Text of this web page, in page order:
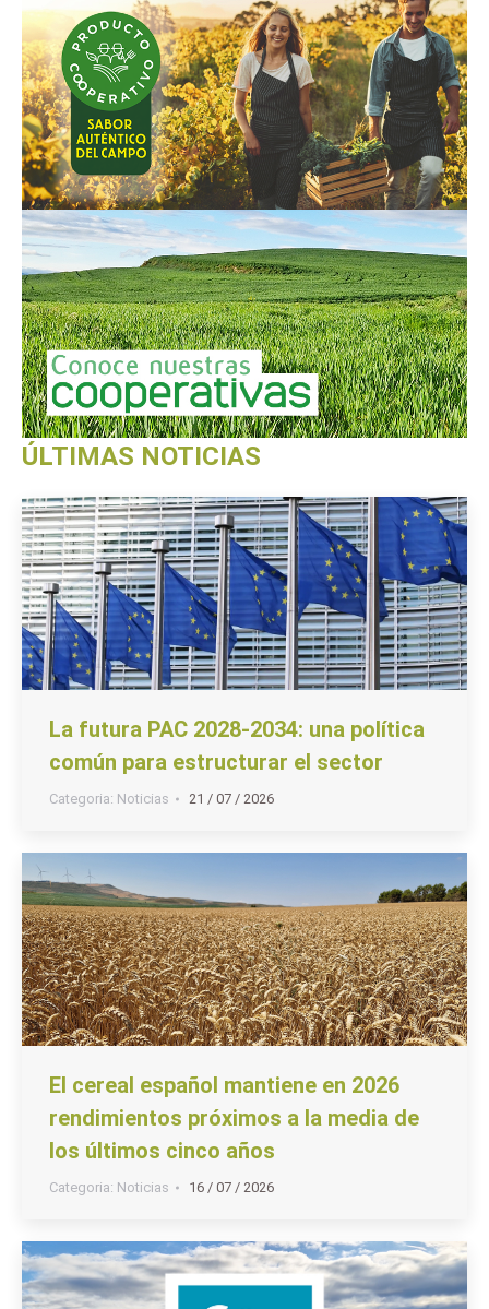
ÚLTIMAS NOTICIAS
La futura PAC 2028-2034: una política
común para estructurar el sector
Categoria: Noticias 21 / 07 / 2026
El cereal español mantiene en 2026
rendimientos próximos a la media de
los últimos cinco años
Categoria: Noticias 16 / 07 / 2026